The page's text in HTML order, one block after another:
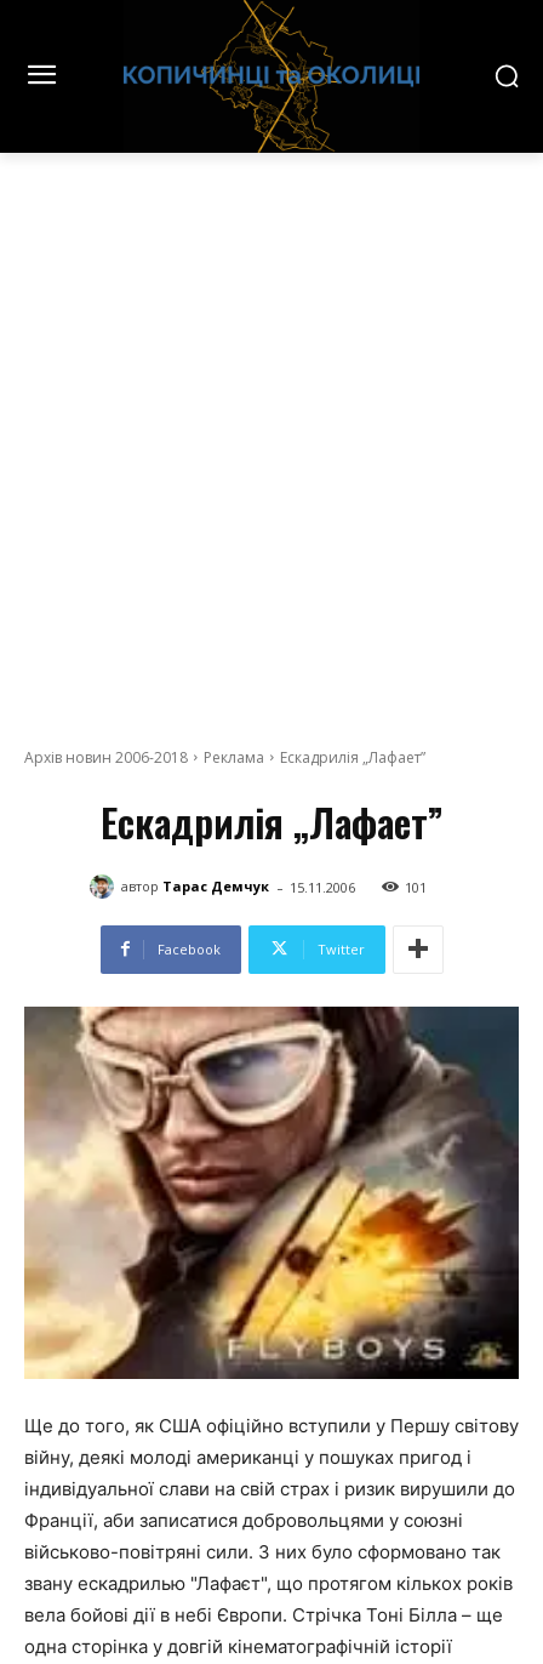
Архів новин 2006-2018 Реклама Ескадрилія „Лафает”
Ескадрилія „Лафает”
автор Тарас Демчук - 15.11.2006 101
Facebook Twitter
Ще до того, як США офіційно вступили у Першу світову
війну, деякі молоді американці у пошуках пригод і
індивідуальної слави на свій страх і ризик вирушили до
Франції, аби записатися добровольцями у союзні
військово-повітряні сили. З них було сформовано так
звану ескадрилью "Лафаєт", що протягом кількох років
вела бойові дії в небі Європи. Стрічка Тоні Білла – ще
одна сторінка у довгій кінематографічній історії